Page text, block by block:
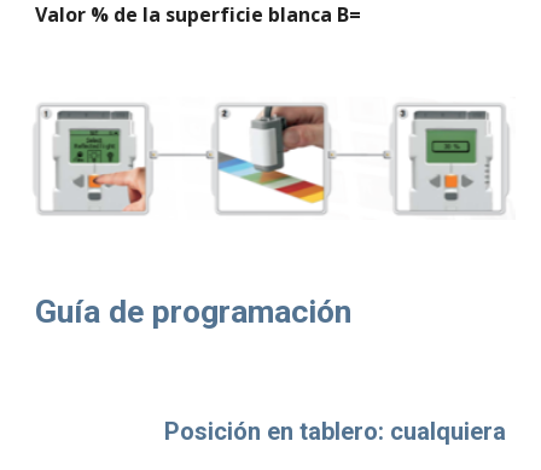
Valor % de la superficie blanca B=
Guía de programación
Posición en tablero: cualquiera